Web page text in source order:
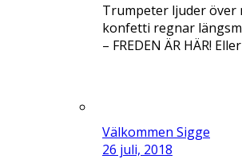
Trumpeter ljuder över
konfetti regnar
– FREDEN ÄR HÄR!
Välkommen Sigge
26 juli, 2018